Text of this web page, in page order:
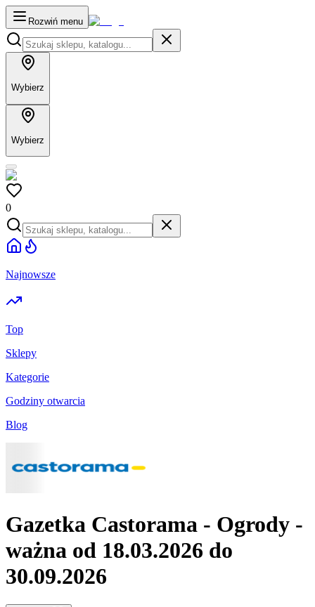
Rozwiń menu
Wybierz
Wybierz
0
Najnowsze
Top
Sklepy
Kategorie
Godziny otwarcia
Blog
Gazetka Castorama - Ogrody -
ważna od 18.03.2026 do
30.09.2026